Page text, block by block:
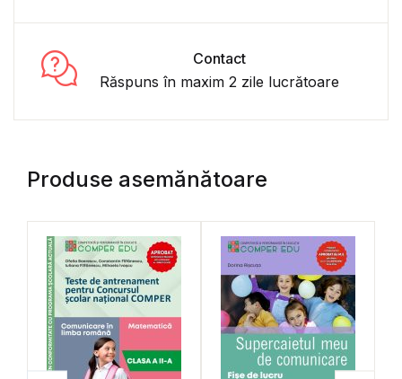
Contact
Răspuns în maxim 2 zile lucrătoare
Produse asemănătoare